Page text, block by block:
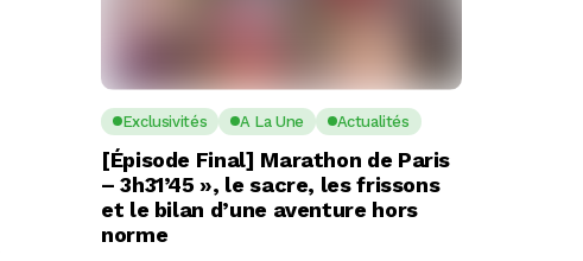
Exclusivités A La Une Actualités
[Épisode Final] Marathon de Paris
– 3h31’45 », le sacre, les frissons
et le bilan d’une aventure hors
norme